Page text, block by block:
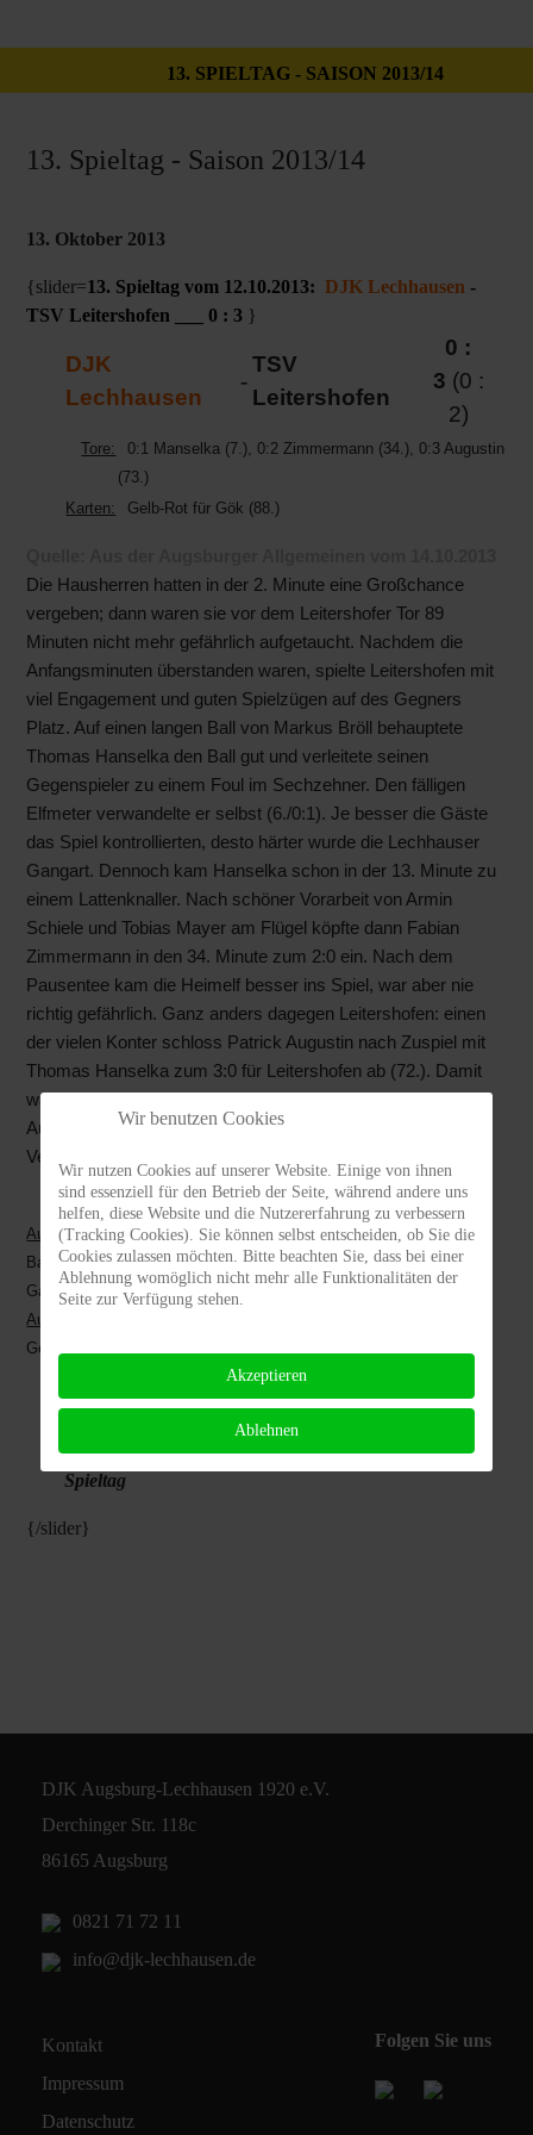
13. SPIELTAG - SAISON 2013/14
13. Spieltag - Saison 2013/14
13. Oktober 2013
{slider=13. Spieltag vom 12.10.2013:DJK Lechhausen -
TSV Leitershofen ___ 0 : 3 }
DJK
Lechhausen
-
TSV
Leitershofen
0 :
3 (0 :
2)
Tore:
0:1 Manselka (7.), 0:2 Zimmermann (34.), 0:3 Augustin
(73.)
Karten:
Gelb-Rot für Gök (88.)
Die Hausherren hatten in der 2. Minute eine Großchance
vergeben; dann waren sie vor dem Leitershofer Tor 89
Minuten nicht mehr gefährlich aufgetaucht. Nachdem die
Anfangsminuten überstanden waren, spielte Leitershofen mit
viel Engagement und guten Spielzügen auf des Gegners
Platz. Auf einen langen Ball von Markus Bröll behauptete
Thomas Hanselka den Ball gut und verleitete seinen
Gegenspieler zu einem Foul im Sechzehner. Den fälligen
Elfmeter verwandelte er selbst (6./0:1). Je besser die Gäste
das Spiel kontrollierten, desto härter wurde die Lechhauser
Gangart. Dennoch kam Hanselka schon in der 13. Minute zu
einem Lattenknaller. Nach schöner Vorarbeit von Armin
Schiele und Tobias Mayer am Flügel köpfte dann Fabian
Zimmermann in den 34. Minute zum 2:0 ein. Nach dem
Pausentee kam die Heimelf besser ins Spiel, war aber nie
richtig gefährlich. Ganz anders dagegen Leitershofen: einen
der vielen Konter schloss Patrick Augustin nach Zuspiel mit
Thomas Hanselka zum 3:0 für Leitershofen ab (72.). Damit
war der Sack zu. Leitershofen zeigte weiter eine starke
Aufwärtstendenz, für Lechhausen sieht es in dieser
Verfassung eher schwierig aus.
Aufstellung:
Bader, Vetter, Reinhardt, Stotz, Scholl, Denkci, Gülhan , Kaplan,
Ganibegovic, Egger, Abele
Auswechslungen & Ersatzbank
Gök (37./Gülhan), Winterhalter (38./Stotz), Gorlt Ja, Schaub
==>Spielstatistik ==>weitere Berichte zum
Spieltag
{/slider}
DJK Augsburg-Lechhausen 1920 e.V.
Derchinger Str. 118c
86165 Augsburg
0821 71 72 11
info@djk-lechhausen.de
Kontakt
Impressum
Datenschutz
Folgen Sie uns
Wir benutzen Cookies
Wir nutzen Cookies auf unserer Website. Einige von ihnen
sind essenziell für den Betrieb der Seite, während andere uns
helfen, diese Website und die Nutzererfahrung zu verbessern
(Tracking Cookies). Sie können selbst entscheiden, ob Sie die
Cookies zulassen möchten. Bitte beachten Sie, dass bei einer
Ablehnung womöglich nicht mehr alle Funktionalitäten der
Seite zur Verfügung stehen.
Akzeptieren
Ablehnen